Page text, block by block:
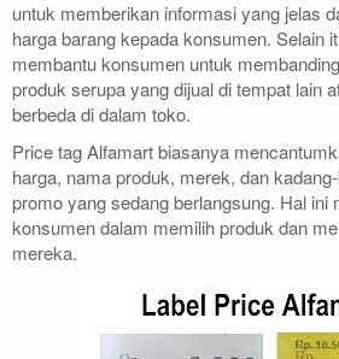
untuk memberikan informasi yang jelas
harga barang kepada konsumen. Selain
membantu konsumen untuk
produk serupa yang dijual di tempat lain
berbeda di dalam toko.
Price tag Alfamart biasanya
harga, nama produk, merek, dan
promo yang sedang berlangsung. Hal ini
konsumen dalam memilih produk dan
mereka.